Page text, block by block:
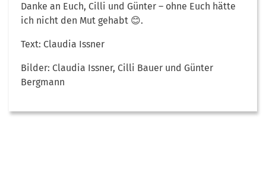
Danke an Euch, Cilli und Günter – ohne Euch hätte
ich nicht den Mut gehabt 😊.
Text: Claudia Issner
Bilder: Claudia Issner, Cilli Bauer und Günter
Bergmann